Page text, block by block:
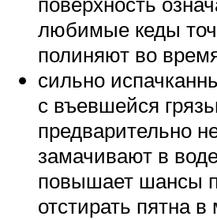
любимые кеды
полиняют во
сильно
с въевшейся
предварительно
замачивают в
повышает шансы
отстирать пятна